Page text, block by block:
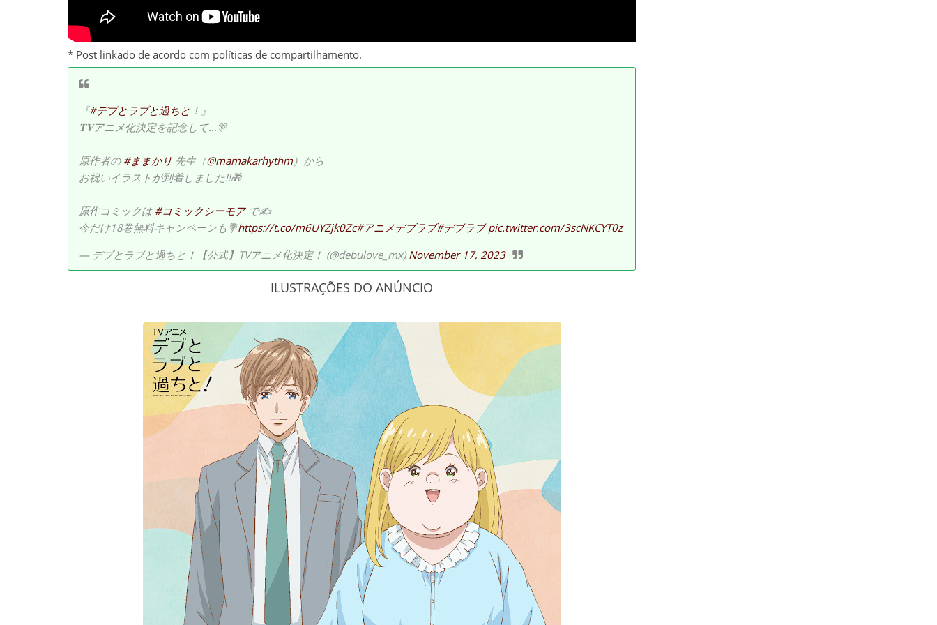
* Post linkado de acordo com políticas de compartilhamento.
『#デブとラブと過ちと ！』
𝐓𝐕アニメ化決定を記念して…🎊
原作者の #ままかり 先生（@mamakarhythm）から
お祝いイラストが到着しました!!🎁
原作コミックは #コミックシーモアで✍️
今だけ18巻無料キャンペーンも💐https://t.co/m6UYZjk0Zc#アニメデブラブ#デブラブ pic.twitter.com/3scNKCYT0z
— デブとラブと過ちと！【公式】TVアニメ化決定！ (@debulove_mx)November 17, 2023
ILUSTRAÇÕES DO ANÚNCIO